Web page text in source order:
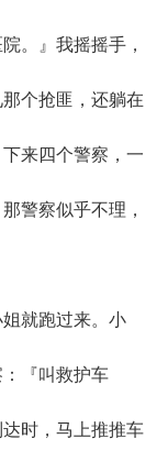
。』我摇摇手，
个抢匪，还躺在
来四个警察，一
警察似乎不理，
就跑过来。小
『叫救护车
时，马上推推车